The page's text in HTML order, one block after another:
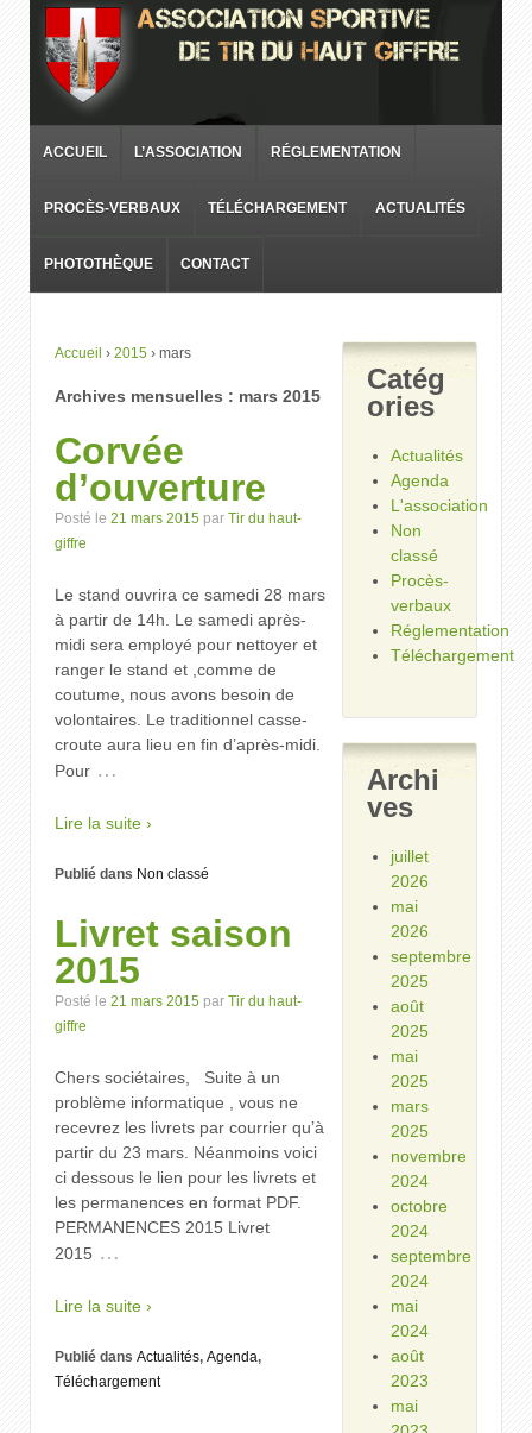
ACCUEIL L’ASSOCIATION RÉGLEMENTATION
PROCÈS-VERBAUX TÉLÉCHARGEMENT ACTUALITÉS
PHOTOTHÈQUE CONTACT
Accueil › 2015 › mars
Archives mensuelles : mars 2015
Corvée
d’ouverture
Posté le 21 mars 2015 par Tir du haut-
giffre
Le stand ouvrira ce samedi 28 mars
à partir de 14h. Le samedi après-
midi sera employé pour nettoyer et
ranger le stand et ,comme de
coutume, nous avons besoin de
volontaires. Le traditionnel casse-
croute aura lieu en fin d’après-midi.
Pour …
Lire la suite ›
Publié dans Non classé
Livret saison
2015
Posté le 21 mars 2015 par Tir du haut-
giffre
Chers sociétaires, Suite à un
problème informatique , vous ne
recevrez les livrets par courrier qu’à
partir du 23 mars. Néanmoins voici
ci dessous le lien pour les livrets et
les permanences en format PDF.
PERMANENCES 2015 Livret
2015 …
Lire la suite ›
Publié dans Actualités, Agenda,
Téléchargement
Catég
ories
Actualités
Agenda
L'association
Non
classé
Procès-
verbaux
Réglementation
Téléchargement
Archi
ves
juillet
2026
mai
2026
septembre
2025
août
2025
mai
2025
mars
2025
novembre
2024
octobre
2024
septembre
2024
mai
2024
août
2023
mai